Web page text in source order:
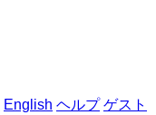
English ヘルプ ゲスト